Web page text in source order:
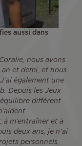
aussi dans
nous avons
et demi, et nous
également une
Depuis les Jeux
équilibre différent
m’entraîner et à
deux ans, je n’ai
personnels,